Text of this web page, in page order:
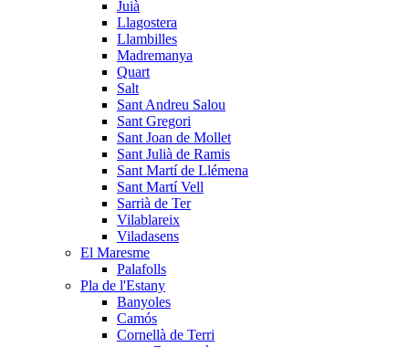
Juià
Llagostera
Llambilles
Madremanya
Quart
Salt
Sant Andreu Salou
Sant Gregori
Sant Joan de Mollet
Sant Julià de Ramis
Sant Martí de Llémena
Sant Martí Vell
Sarrià de Ter
Vilablareix
Viladasens
El Maresme
Palafolls
Pla de l'Estany
Banyoles
Camós
Cornellà de Terri